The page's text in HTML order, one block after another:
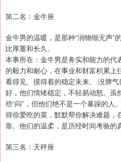
第二名：金牛座
金牛男的温暖，是那种“润物细无声”
比厚重和长久。
本事所在：金牛男是务实和能力的代
的毅力和耐心，在事业和财富积累上
看得见、摸得着的稳定未来。 没脾
好，他们情绪稳定，不轻易动怒。虽
些“闷”，但他们绝不是一个暴躁的人
得你爱吃的菜，默默帮你解决难题，
靠。他们的温柔，是历经时间考验的
第三名：天秤座